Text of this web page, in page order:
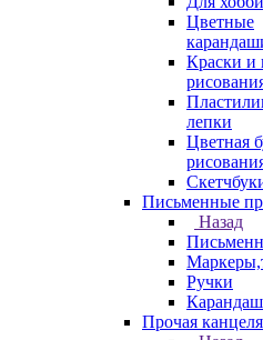
Цветные
Краски и
лепки
Цветная
Письменные
Назад
Ручки
Прочая